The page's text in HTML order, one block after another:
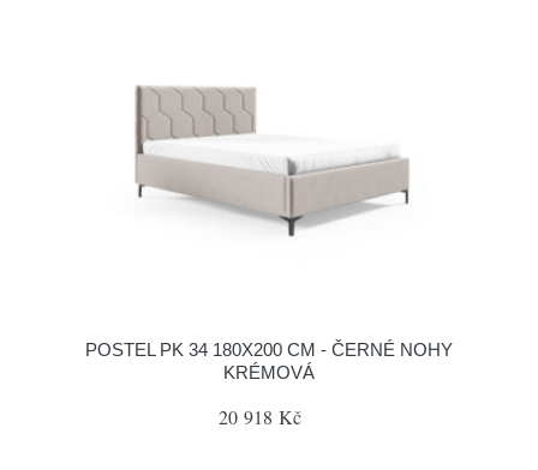
POSTEL PK 34 180X200 CM - ČERNÉ NOHY
KRÉMOVÁ
20 918 Kč